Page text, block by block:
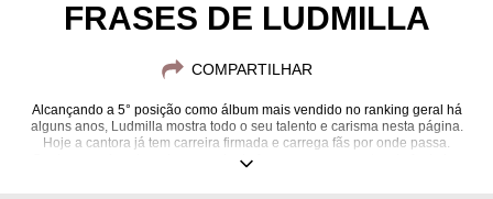
FRASES DE LUDMILLA
COMPARTILHAR
Alcançando a 5° posição como álbum mais vendido no ranking geral há
alguns anos, Ludmilla mostra todo o seu talento e carisma nesta página.
Hoje a cantora já tem carreira firmada e carrega fãs por onde passa.
Conheça mais sobre ela por meio de frases e pensamentos da funkeira.